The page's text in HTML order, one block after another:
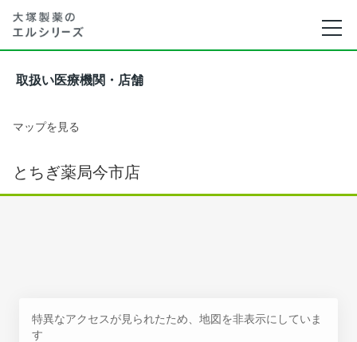
取扱い医療機関・店舗
マップを見る
とちぎ薬局今市店
特異なアクセスが見られたため、地図を非表示にしていま
す